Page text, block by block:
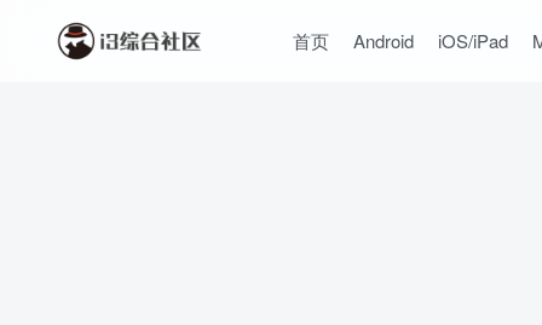
首页 Android iOS/iPad